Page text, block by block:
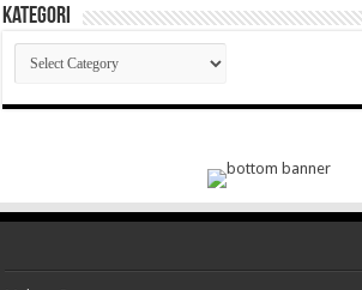
Kategori
Kategori